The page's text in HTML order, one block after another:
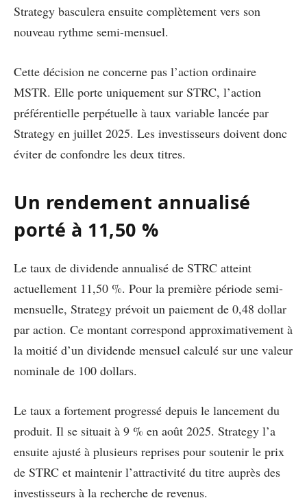
Strategy basculera ensuite complètement vers son
nouveau rythme semi-mensuel.
Cette décision ne concerne pas l’action ordinaire
MSTR. Elle porte uniquement sur STRC, l’action
préférentielle perpétuelle à taux variable lancée par
Strategy en juillet 2025. Les investisseurs doivent donc
éviter de confondre les deux titres.
Un rendement annualisé
porté à 11,50 %
Le taux de dividende annualisé de STRC atteint
actuellement 11,50 %. Pour la première période semi-
mensuelle, Strategy prévoit un paiement de 0,48 dollar
par action. Ce montant correspond approximativement à
la moitié d’un dividende mensuel calculé sur une valeur
nominale de 100 dollars.
Le taux a fortement progressé depuis le lancement du
produit. Il se situait à 9 % en août 2025. Strategy l’a
ensuite ajusté à plusieurs reprises pour soutenir le prix
de STRC et maintenir l’attractivité du titre auprès des
investisseurs à la recherche de revenus.